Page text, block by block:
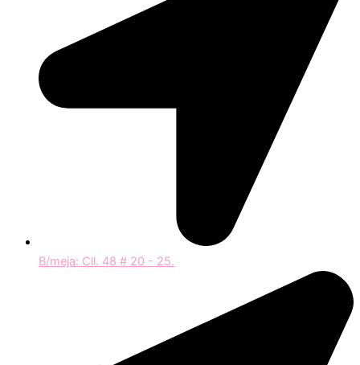
B/meja: Cll. 48 # 20 - 25.